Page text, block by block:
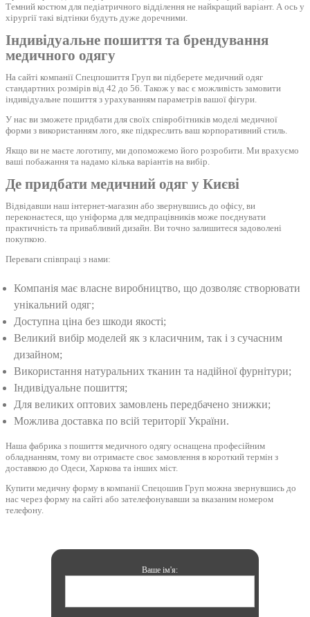
Темний костюм для педіатричного відділення не найкращий варіант. А ось у
хірургії такі відтінки будуть дуже доречними.
Індивідуальне пошиття та брендування
медичного одягу
На сайті компанії Спецпошиття Груп ви підберете медичний одяг
стандартних розмірів від 42 до 56. Також у вас є можливість замовити
індивідуальне пошиття з урахуванням параметрів вашої фігури.
У нас ви зможете придбати для своїх співробітників моделі медичної
форми з використанням лого, яке підкреслить ваш корпоративний стиль.
Якщо ви не маєте логотипу, ми допоможемо його розробити. Ми врахуємо
ваші побажання та надамо кілька варіантів на вибір.
Де придбати медичний одяг у Києві
Відвідавши наш інтернет-магазин або звернувшись до офісу, ви
переконаєтеся, що уніформа для медпрацівників може поєднувати
практичність та привабливий дизайн. Ви точно залишитеся задоволені
покупкою.
Переваги співпраці з нами:
Компанія має власне виробництво, що дозволяє створювати
унікальний одяг;
Доступна ціна без шкоди якості;
Великий вибір моделей як з класичним, так і з сучасним
дизайном;
Використання натуральних тканин та надійної фурнітури;
Індивідуальне пошиття;
Для великих оптових замовлень передбачено знижки;
Можлива доставка по всій території України.
Наша фабрика з пошиття медичного одягу оснащена професійним
обладнанням, тому ви отримаєте своє замовлення в короткий термін з
доставкою до Одеси, Харкова та інших міст.
Купити медичну форму в компанії Спецошив Груп можна звернувшись до
нас через форму на сайті або зателефонувавши за вказаним номером
телефону.
Ваше ім'я: